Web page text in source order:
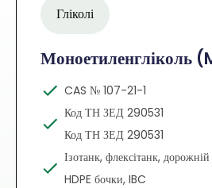
Гліколі
Моноетиленгліколь
CAS № 107-21-1
Код ТН ЗЕД 290531
Код ТН ЗЕД 290531
Ізотанк, флексітанк,
HDPE бочки, IBC